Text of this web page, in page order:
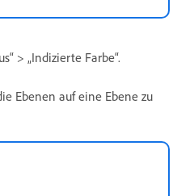
> „Indizierte Farbe“.
Ebenen auf eine Ebene zu